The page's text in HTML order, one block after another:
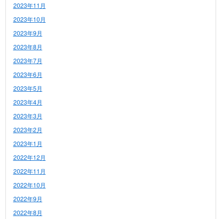
2023年11月
2023年10月
2023年9月
2023年8月
2023年7月
2023年6月
2023年5月
2023年4月
2023年3月
2023年2月
2023年1月
2022年12月
2022年11月
2022年10月
2022年9月
2022年8月